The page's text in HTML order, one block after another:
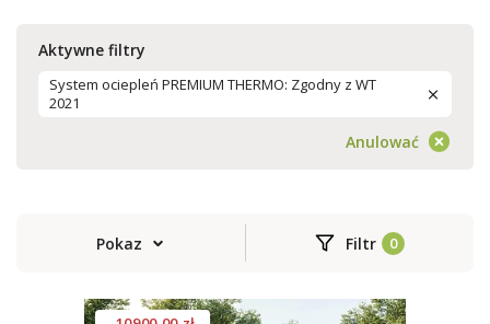
Aktywne filtry
System ociepleń PREMIUM THERMO: Zgodny z WT
2021
Anulować
Pokaz Filtr